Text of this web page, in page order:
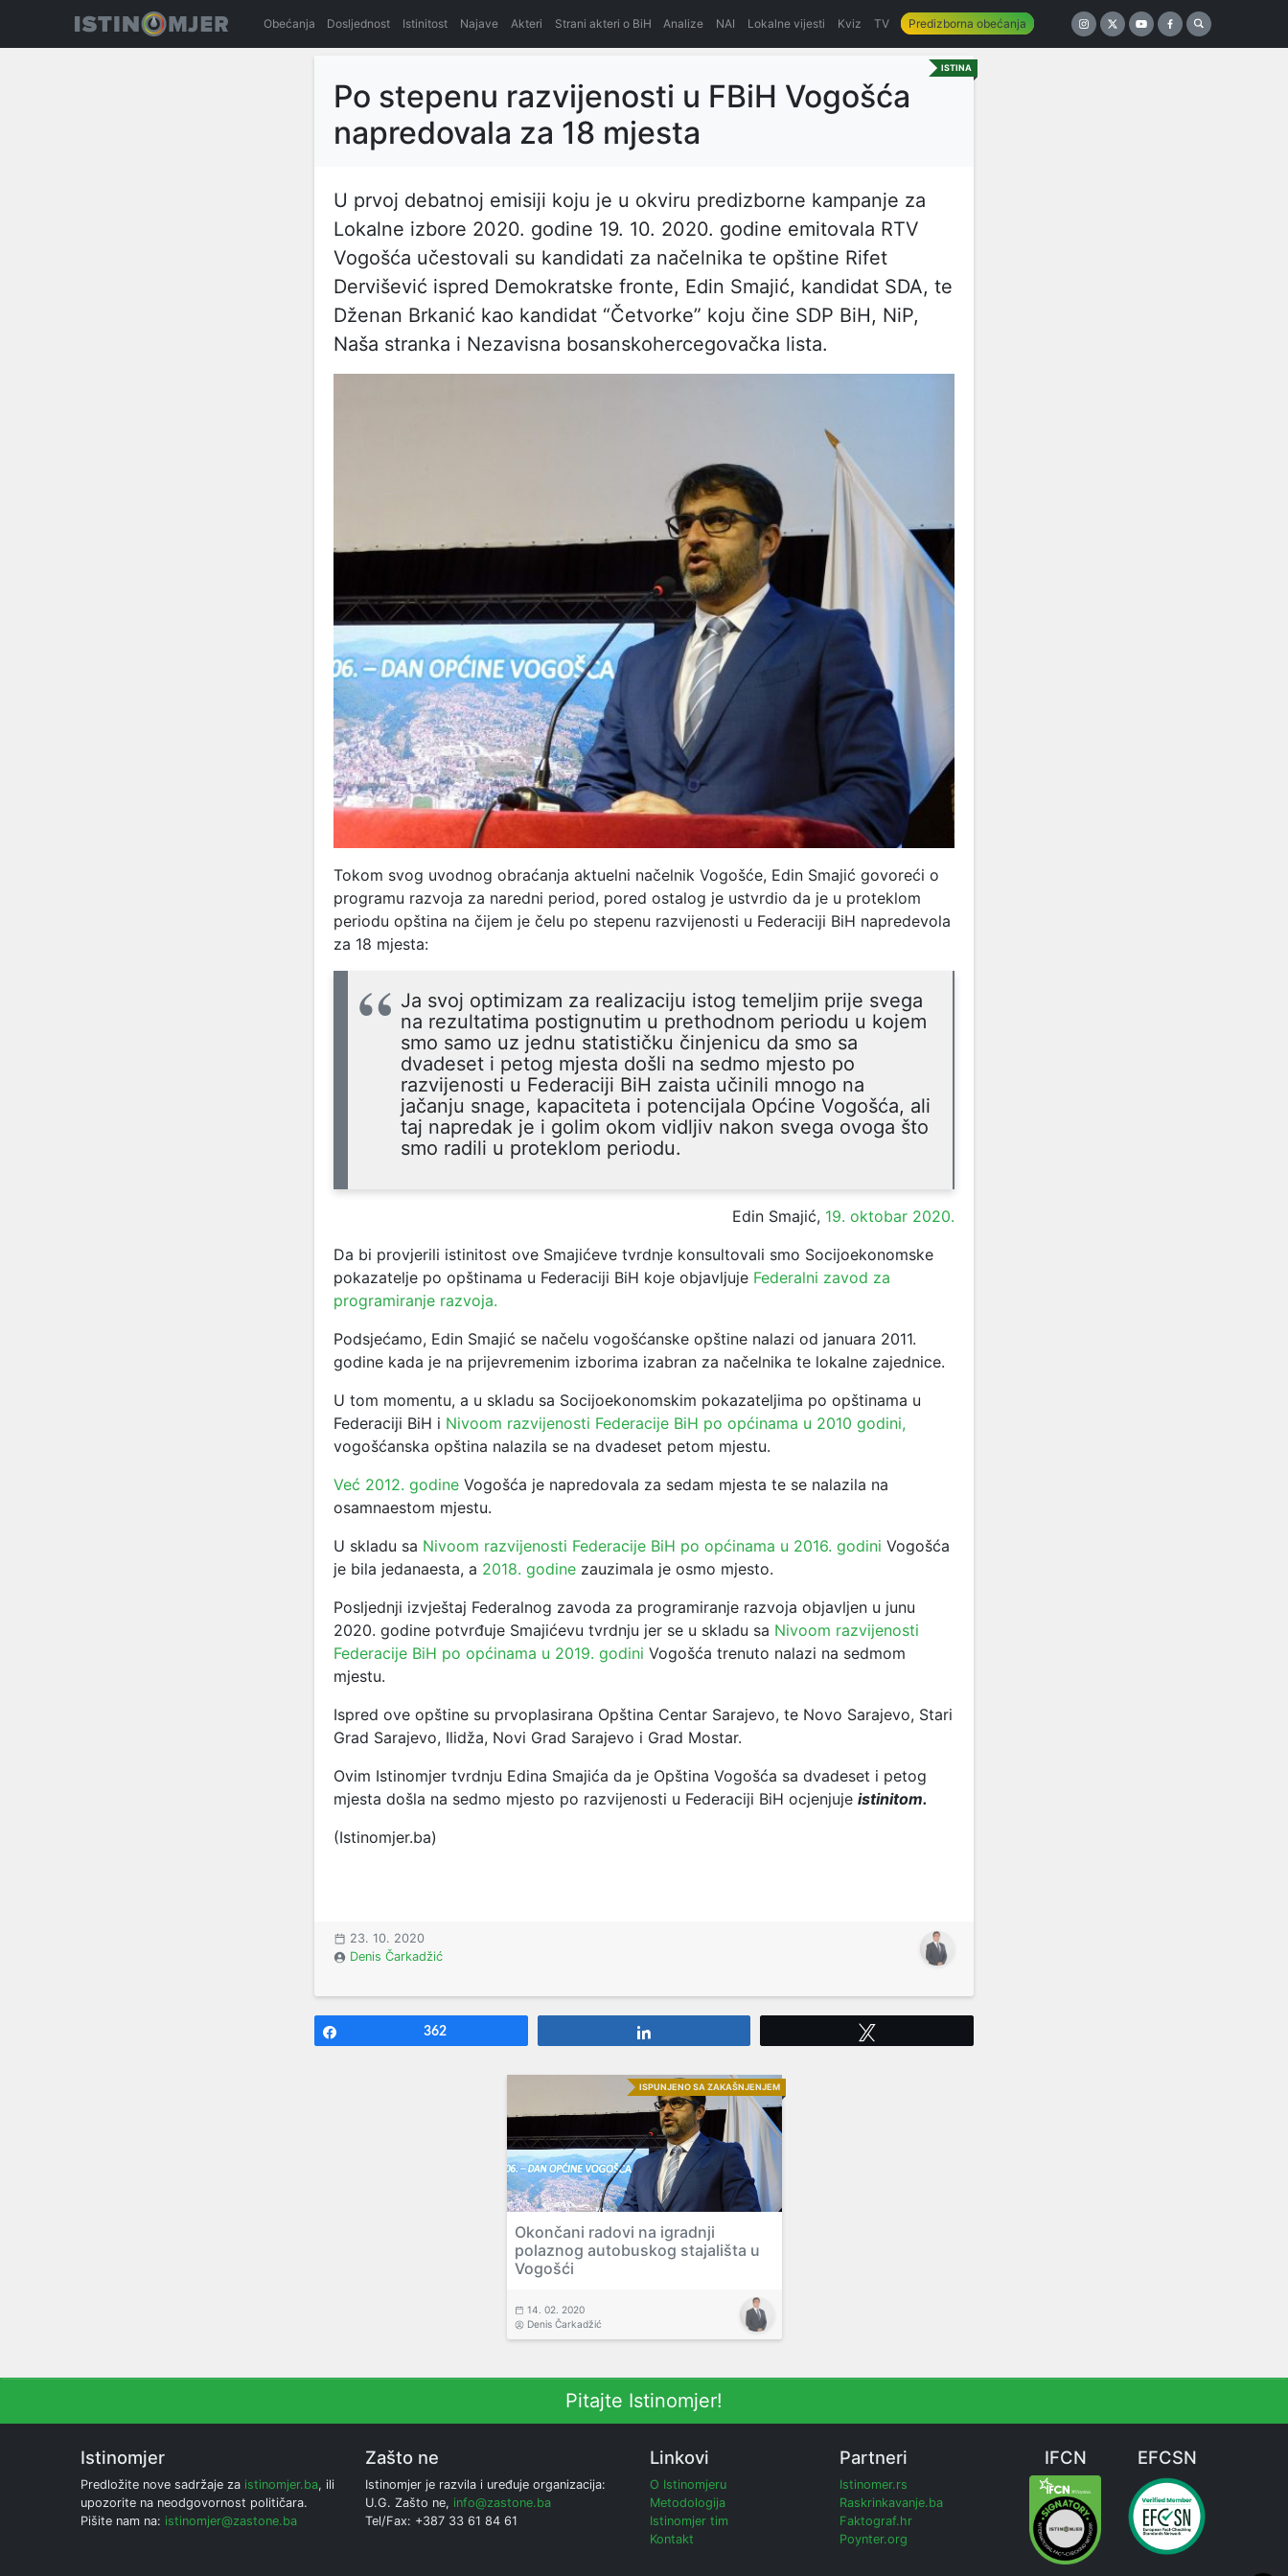
Obećanja Dosljednost Istinitost Najave Akteri Strani akteri o BiH Analize NAI Lokalne vijesti Kviz TV Predizborna obećanja
ISTINA
Po stepenu razvijenosti u FBiH Vogošća
napredovala za 18 mjesta
U prvoj debatnoj emisiji koju je u okviru predizborne kampanje za
Lokalne izbore 2020. godine 19. 10. 2020. godine emitovala RTV
Vogošća učestovali su kandidati za načelnika te opštine Rifet
Dervišević ispred Demokratske fronte, Edin Smajić, kandidat SDA, te
Dženan Brkanić kao kandidat “Četvorke” koju čine SDP BiH, NiP,
Naša stranka i Nezavisna bosanskohercegovačka lista.
Tokom svog uvodnog obraćanja aktuelni načelnik Vogošće, Edin Smajić govoreći o
programu razvoja za naredni period, pored ostalog je ustvrdio da je u proteklom
periodu opština na čijem je čelu po stepenu razvijenosti u Federaciji BiH napredevola
za 18 mjesta:
Ja svoj optimizam za realizaciju istog temeljim prije svega
na rezultatima postignutim u prethodnom periodu u kojem
smo samo uz jednu statističku činjenicu da smo sa
dvadeset i petog mjesta došli na sedmo mjesto po
razvijenosti u Federaciji BiH zaista učinili mnogo na
jačanju snage, kapaciteta i potencijala Općine Vogošća, ali
taj napredak je i golim okom vidljiv nakon svega ovoga što
smo radili u proteklom periodu.
Edin Smajić, 19. oktobar 2020.
Da bi provjerili istinitost ove Smajićeve tvrdnje konsultovali smo Socijoekonomske
pokazatelje po opštinama u Federaciji BiH koje objavljuje Federalni zavod za
programiranje razvoja.
Podsjećamo, Edin Smajić se načelu vogošćanske opštine nalazi od januara 2011.
godine kada je na prijevremenim izborima izabran za načelnika te lokalne zajednice.
U tom momentu, a u skladu sa Socijoekonomskim pokazateljima po opštinama u
Federaciji BiH i Nivoom razvijenosti Federacije BiH po općinama u 2010 godini,
vogošćanska opština nalazila se na dvadeset petom mjestu.
Već 2012. godine Vogošća je napredovala za sedam mjesta te se nalazila na
osamnaestom mjestu.
U skladu sa Nivoom razvijenosti Federacije BiH po općinama u 2016. godini Vogošća
je bila jedanaesta, a 2018. godine zauzimala je osmo mjesto.
Posljednji izvještaj Federalnog zavoda za programiranje razvoja objavljen u junu
2020. godine potvrđuje Smajićevu tvrdnju jer se u skladu sa Nivoom razvijenosti
Federacije BiH po općinama u 2019. godini Vogošća trenuto nalazi na sedmom
mjestu.
Ispred ove opštine su prvoplasirana Opština Centar Sarajevo, te Novo Sarajevo, Stari
Grad Sarajevo, Ilidža, Novi Grad Sarajevo i Grad Mostar.
Ovim Istinomjer tvrdnju Edina Smajića da je Opština Vogošća sa dvadeset i petog
mjesta došla na sedmo mjesto po razvijenosti u Federaciji BiH ocjenjuje istinitom.
(Istinomjer.ba)
23. 10. 2020
Denis Čarkadžić
362
ISPUNJENO SA ZAKAŠNJENJEM
Okončani radovi na igradnji
polaznog autobuskog stajališta u
Vogošći
14. 02. 2020
Denis Čarkadžić
Pitajte Istinomjer!
Istinomjer
Predložite nove sadržaje za istinomjer.ba, ili
upozorite na neodgovornost političara.
Pišite nam na: istinomjer@zastone.ba
Zašto ne
Istinomjer je razvila i uređuje organizacija:
U.G. Zašto ne, info@zastone.ba
Tel/Fax: +387 33 61 84 61
Linkovi
O Istinomjeru
Metodologija
Istinomjer tim
Kontakt
Partneri
Istinomer.rs
Raskrinkavanje.ba
Faktograf.hr
Poynter.org
IFCN EFCSN